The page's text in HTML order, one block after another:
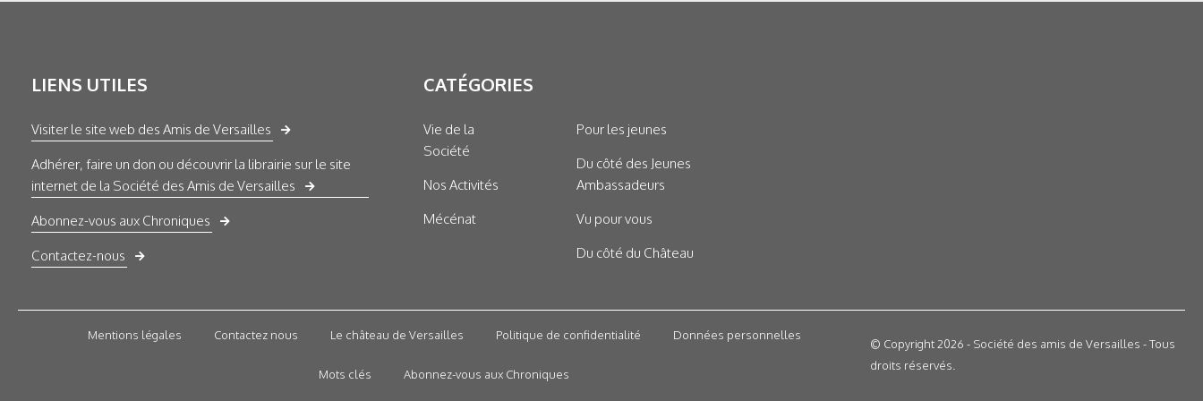
LIENS UTILES
Visiter le site web des Amis de Versailles
Adhérer, faire un don ou découvrir la librairie sur le site
internet de la Société des Amis de Versailles
Abonnez-vous aux Chroniques
Contactez-nous
CATÉGORIES
Vie de la
Société
Nos Activités
Mécénat
Pour les jeunes
Du côté des Jeunes
Ambassadeurs
Vu pour vous
Du côté du Château
Mentions légales Contactez nous Le château de Versailles Politique de confidentialité Données personnelles
Mots clés Abonnez-vous aux Chroniques
© Copyright 2026 - Société des amis de Versailles - Tous
droits réservés.